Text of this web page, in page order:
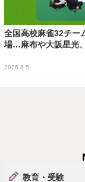
全国高校麻雀32チー
場…麻布や大阪星光
2026.8.5
教育・受験